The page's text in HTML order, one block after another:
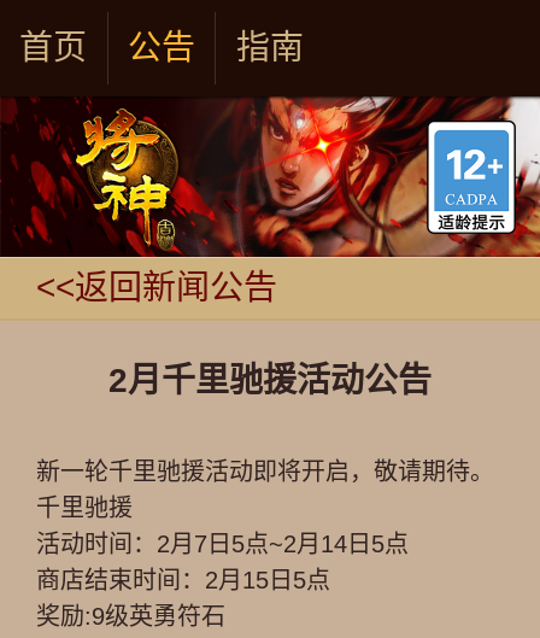
首页 公告 指南
<<返回新闻公告
2月千里驰援活动公告
新一轮千里驰援活动即将开启，敬请期待。
千里驰援
活动时间：2月7日5点~2月14日5点
商店结束时间：2月15日5点
奖励:9级英勇符石